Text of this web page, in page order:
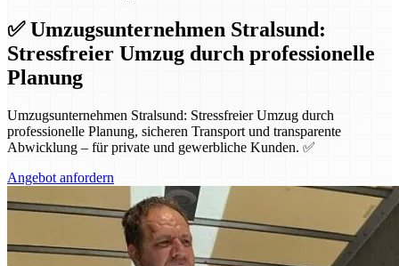
✅ Umzugsunternehmen Stralsund:
Stressfreier Umzug durch professionelle
Planung
Umzugsunternehmen Stralsund: Stressfreier Umzug durch
professionelle Planung, sicheren Transport und transparente
Abwicklung – für private und gewerbliche Kunden. ✅
Angebot anfordern